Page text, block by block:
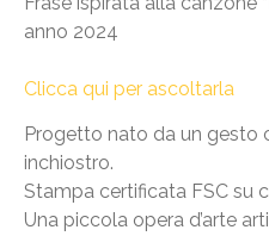
anno 2024
Clicca qui per ascoltarla
Progetto nato da un gesto
inchiostro.
Stampa certificata FSC su
Una piccola opera d’arte